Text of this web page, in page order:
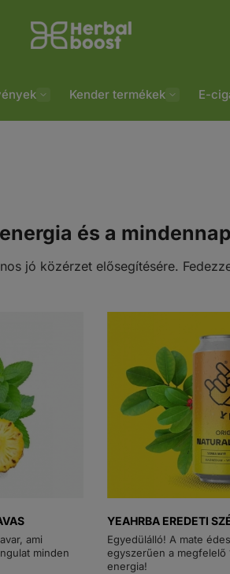
Go
homepage
Kender termékek E-
és a
jó közérzet elősegítésére.
ami
minden
YEAHRBA EREDETI
Egyedülálló! A mate
egyszerűen a megfelelő
energia!